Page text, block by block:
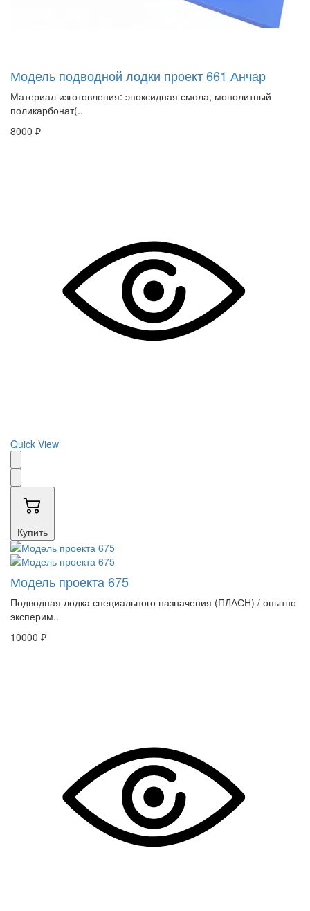
Модель подводной лодки проект 661 Анчар
Материал изготовления: эпоксидная смола, монолитный
поликарбонат(..
8000 ₽
Quick View
Купить
Модель проекта 675
Подводная лодка специального назначения (ПЛАСН) / опытно-
эксперим..
10000 ₽